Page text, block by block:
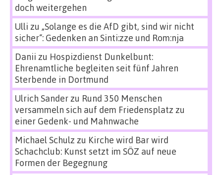
doch weitergehen
Ulli zu „Solange es die AfD gibt, sind wir nicht
sicher“: Gedenken an Sinti:zze und Rom:nja
Danii zu Hospizdienst Dunkelbunt:
Ehrenamtliche begleiten seit fünf Jahren
Sterbende in Dortmund
Ulrich Sanderzu Rund 350 Menschen
versammeln sich auf dem Friedensplatz zu
einer Gedenk- und Mahnwache
Michael Schulz zu Kirche wird Bar wird
Schachclub: Kunst setzt im SÖZ auf neue
Formen der Begegnung